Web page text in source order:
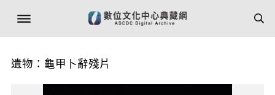
遺物：龜甲卜辭殘片